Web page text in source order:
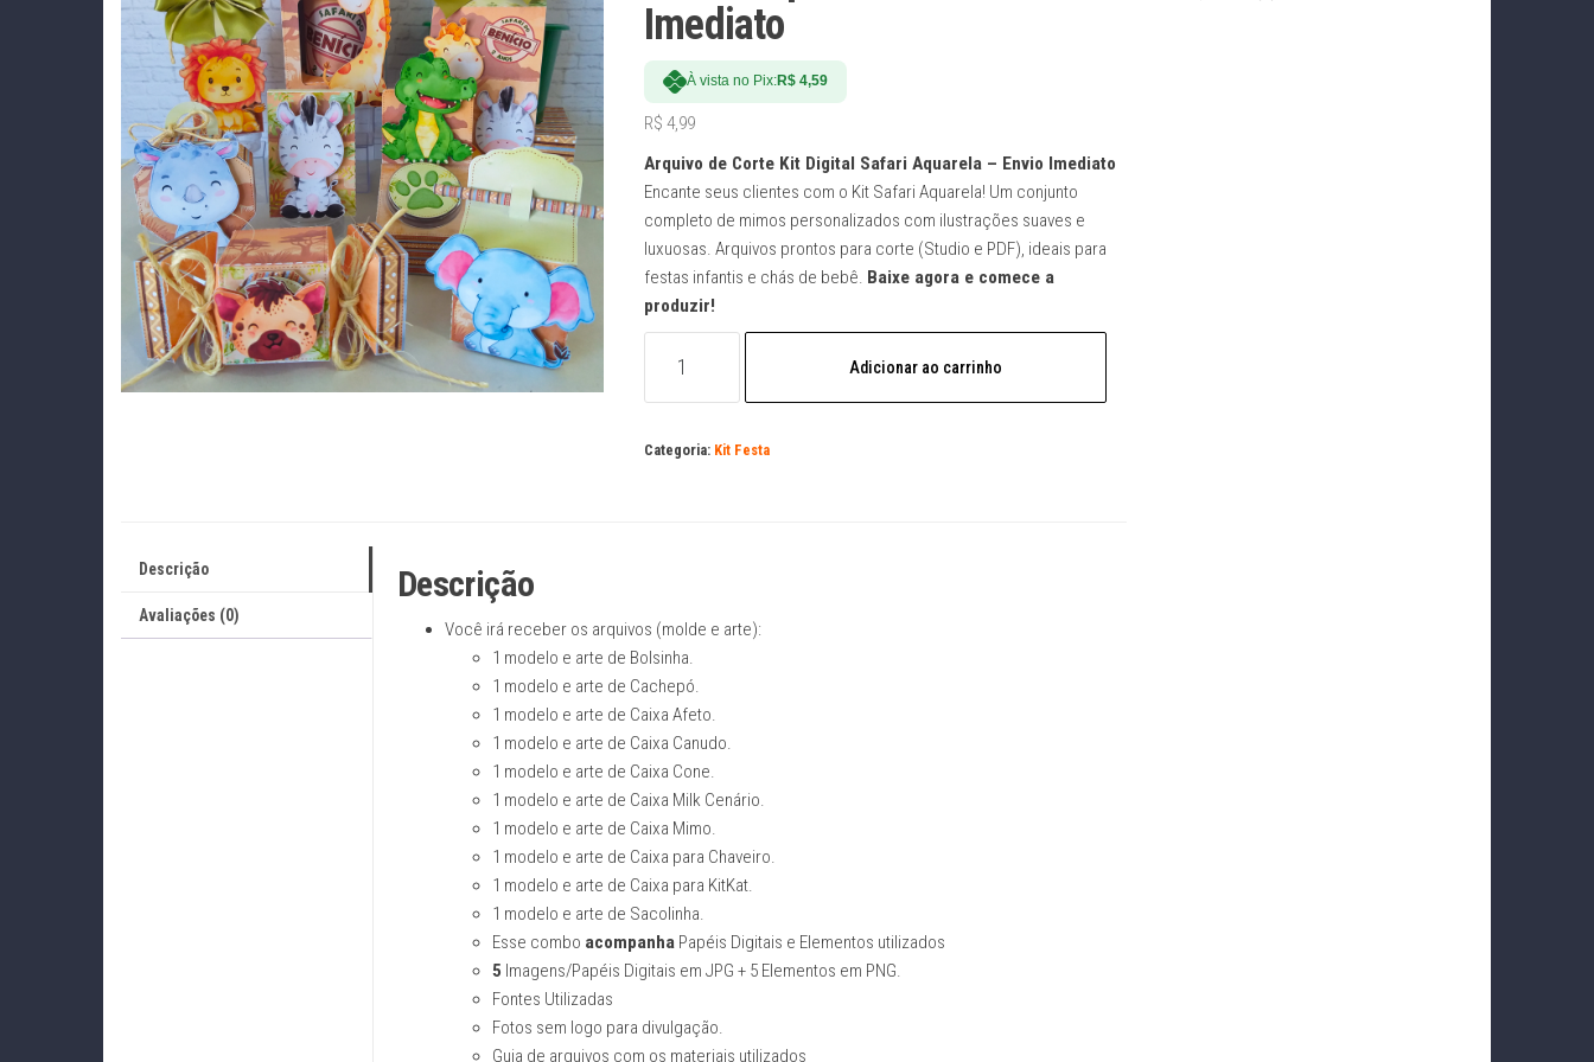
Imediato
À vista no Pix:R$4,59
R$ 4,99
Arquivo de Corte Kit Digital Safari Aquarela – Envio Imediato
Encante seus clientes com o Kit Safari Aquarela! Um conjunto
completo de mimos personalizados com ilustrações suaves e
luxuosas. Arquivos prontos para corte (Studio e PDF), ideais para
festas infantis e chás de bebê. Baixe agora e comece a
produzir!
Corte
Digital
quantidade
Adicionar ao carrinho
Categoria: Kit Festa
Descrição
Avaliações (0)
Descrição
Você irá receber os arquivos (molde e arte):
1 modelo e arte de Bolsinha.
1 modelo e arte de Cachepó.
1 modelo e arte de Caixa Afeto.
1 modelo e arte de Caixa Canudo.
1 modelo e arte de Caixa Cone.
1 modelo e arte de Caixa Milk Cenário.
1 modelo e arte de Caixa Mimo.
1 modelo e arte de Caixa para Chaveiro.
1 modelo e arte de Caixa para KitKat.
1 modelo e arte de Sacolinha.
Esse combo acompanhaPapéis Digitais e Elementos utilizados
5 Imagens/Papéis Digitais em JPG + 5 Elementos em PNG.
Fontes Utilizadas
Fotos sem logo para divulgação.
Guia de arquivos com os materiais utilizados